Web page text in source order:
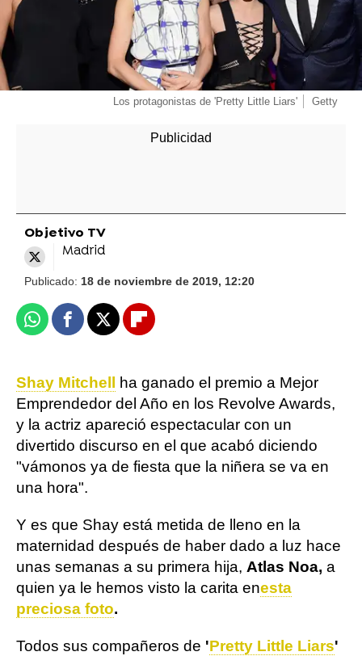
Los protagonistas de 'Pretty Little Liars' Getty
Objetivo TV
Madrid
Publicado: 18 de noviembre de 2019, 12:20
WhatsappFacebook
X Flipboard
Shay Mitchell
ha ganado el premio a Mejor
Emprendedor del Año en los Revolve Awards,
y la actriz apareció espectacular con un
divertido discurso en el que acabó diciendo
"vámonos ya de fiesta que la niñera se va en
una hora".
Y es que Shay está metida de lleno en la
maternidad después de haber dado a luz hace
unas semanas a su primera hija, Atlas Noa, a
quien ya le hemos visto la carita enesta
preciosa foto.
Todos sus compañeros de 'Pretty Little Liars'